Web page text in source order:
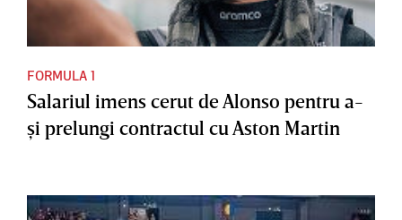
FORMULA 1
Salariul imens cerut de Alonso pentru a-
şi prelungi contractul cu Aston Martin